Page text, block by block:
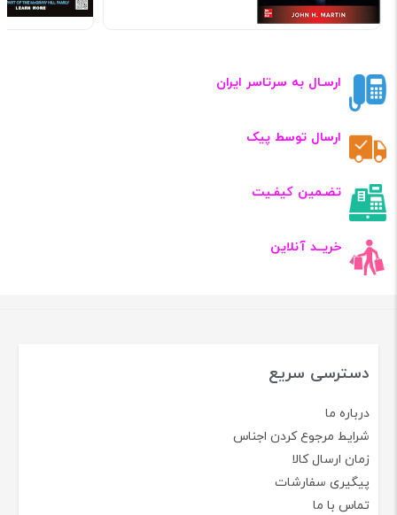
ارسـال به سرتاسر ایران
ارسال توسط پیک
تضـمین کیفـیت
خریــد آنلاین
دسترسی سریع
درباره ما
شرایط مرجوع کردن اجناس
زمان ارسال کالا
پیگیری سفارشات
تماس با ما